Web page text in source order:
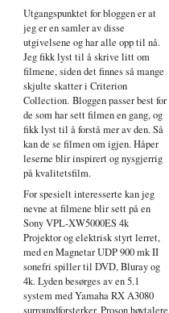
Utgangspunktet for bloggen er at
jeg er en samler av disse
utgivelsene og har alle opp til nå.
Jeg fikk lyst til å skrive litt om
filmene, siden det finnes så mange
skjulte skatter i Criterion
Collection. Bloggen passer best for
de som har sett filmen en gang, og
fikk lyst til å forstå mer av den. Så
kan de se filmen om igjen. Håper
leserne blir inspirert og nysgjerrig
på kvalitetsfilm.
For spesielt interesserte kan jeg
nevne at filmene blir sett på en
Sony VPL-XW5000ES 4k
Projektor og elektrisk styrt lerret,
med en Magnetar UDP 900 mk II
sonefri spiller til DVD, Bluray og
4k. Lyden besørges av en 5.1
system med Yamaha RX A3080
surroundforsterker, Proson høytalere